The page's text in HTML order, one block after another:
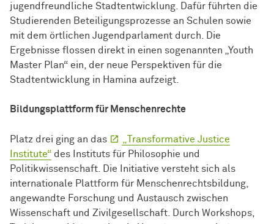
jugendfreundliche Stadtentwicklung. Dafür führten die
Studierenden Beteiligungsprozesse an Schulen sowie
mit dem örtlichen Jugendparlament durch. Die
Ergebnisse flossen direkt in einen sogenannten „Youth
Master Plan“ ein, der neue Perspektiven für die
Stadtentwicklung in Hamina aufzeigt.
Bildungsplattform für Menschenrechte
Platz drei ging an das
„Transformative Justice
Institute“ des Instituts für Philosophie und
Politikwissenschaft. Die Initiative versteht sich als
internationale Plattform für Menschenrechtsbildung,
angewandte Forschung und Austausch zwischen
Wissenschaft und Zivilgesellschaft. Durch Workshops,